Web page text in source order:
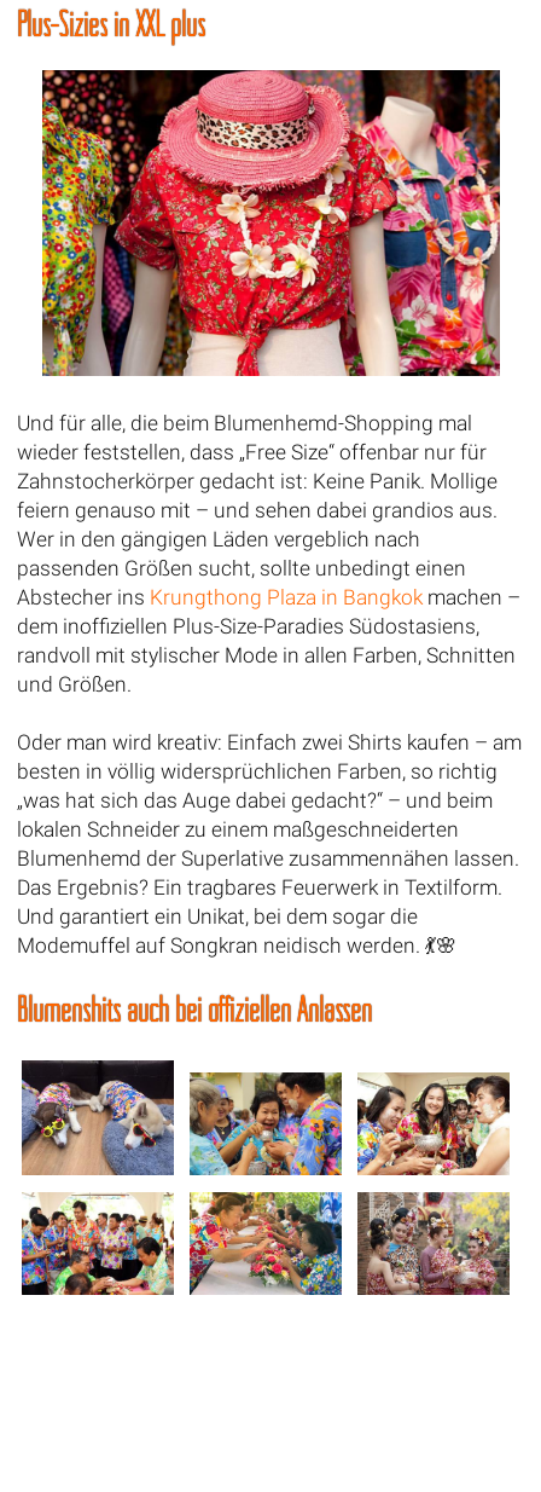
Plus-Sizies in XXL plus
Und für alle, die beim Blumenhemd-Shopping mal
wieder feststellen, dass „Free Size“ offenbar nur für
Zahnstocherkörper gedacht ist: Keine Panik. Mollige
feiern genauso mit – und sehen dabei grandios aus.
Wer in den gängigen Läden vergeblich nach
passenden Größen sucht, sollte unbedingt einen
Abstecher ins Krungthong Plaza in Bangkokmachen –
dem inoffiziellen Plus-Size-Paradies Südostasiens,
randvoll mit stylischer Mode in allen Farben, Schnitten
und Größen.
Oder man wird kreativ: Einfach zwei Shirts kaufen – am
besten in völlig widersprüchlichen Farben, so richtig
„was hat sich das Auge dabei gedacht?“ – und beim
lokalen Schneider zu einem maßgeschneiderten
Blumenhemd der Superlative zusammennähen lassen.
Das Ergebnis? Ein tragbares Feuerwerk in Textilform.
Und garantiert ein Unikat, bei dem sogar die
Modemuffel auf Songkran neidisch werden. 💃🌸
Blumenshits auch bei offiziellen Anlässen